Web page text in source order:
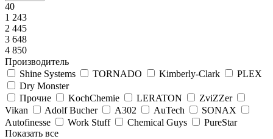
40
1 243
2 445
3 648
4 850
Производитель
Shine Systems
TORNADO Kimberly-Clark
PLEX
Dry Monster
Прочие
KochChemie LERATON
ZviZZer
Vikan
Adolf Bucher А302 AuTech
SONAX
Autofinesse
Work Stuff Chemical Guys
PureStar
Показать все